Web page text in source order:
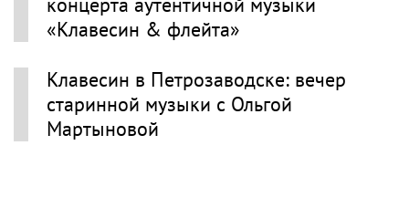
«Клавесин & флейта»
Клавесин в Петрозаводске: вечер
старинной музыки с Ольгой
Мартыновой